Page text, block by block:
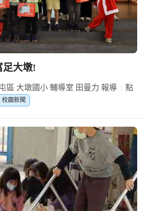
足大墩!
區 大墩國小 輔導室 田曼力 報導
點
校園新聞